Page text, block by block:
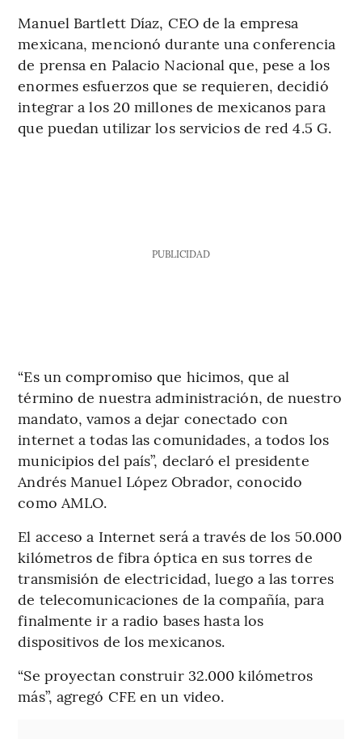
Manuel Bartlett Díaz, CEO de la empresa
mexicana, mencionó durante una conferencia
de prensa en Palacio Nacional que, pese a los
enormes esfuerzos que se requieren, decidió
integrar a los 20 millones de mexicanos para
que puedan utilizar los servicios de red 4.5 G.
PUBLICIDAD
“Es un compromiso que hicimos, que al
término de nuestra administración, de nuestro
mandato, vamos a dejar conectado con
internet a todas las comunidades, a todos los
municipios del país”, declaró el presidente
Andrés Manuel López Obrador, conocido
como AMLO.
El acceso a Internet será a través de los 50.000
kilómetros de fibra óptica en sus torres de
transmisión de electricidad, luego a las torres
de telecomunicaciones de la compañía, para
finalmente ir a radio bases hasta los
dispositivos de los mexicanos.
“Se proyectan construir 32.000 kilómetros
más”, agregó CFE en un video.